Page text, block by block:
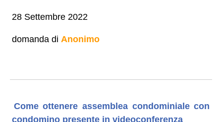
28 Settembre 2022
domanda di Anonimo
Come ottenere assemblea condominiale con
condomino presente in videoconferenza